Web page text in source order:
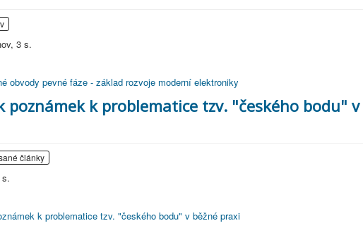
3 s.
obvody pevné fáze - základ rozvoje moderní elektroniky
poznámek k problematice tzv. "českého bodu" v
články
k problematice tzv. "českého bodu" v běžné praxi